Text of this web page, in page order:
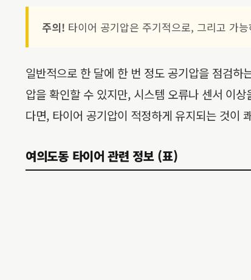
주의! 타이어 공기압은 주기적으로, 그리고 가
일반적으로 한 달에 한 번 정도 공기압을 점검
압을 확인할 수 있지만, 시스템 오류나 센서 이
다면, 타이어 공기압이 적정하게 유지되는 것이
여의도동 타이어 관련 정보 (표)